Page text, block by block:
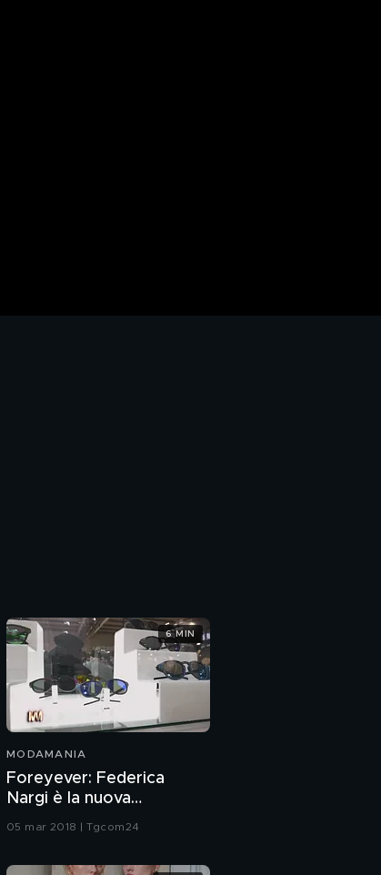
MODAMANIA
Foreyever: Federica
Nargi è la nuova
testimonial.
05 mar 2018 | Tgcom24
6 MIN